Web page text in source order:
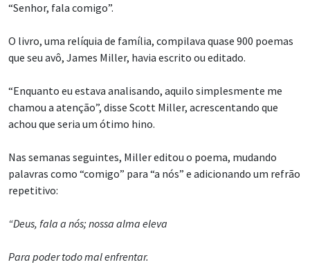
“Senhor, fala comigo”.
O livro, uma relíquia de família, compilava quase 900 poemas
que seu avô, James Miller, havia escrito ou editado.
“Enquanto eu estava analisando, aquilo simplesmente me
chamou a atenção”, disse Scott Miller, acrescentando que
achou que seria um ótimo hino.
Nas semanas seguintes, Miller editou o poema, mudando
palavras como “comigo” para “a nós” e adicionando um refrão
repetitivo:
“Deus, fala a nós; nossa alma eleva
Para poder todo mal enfrentar.